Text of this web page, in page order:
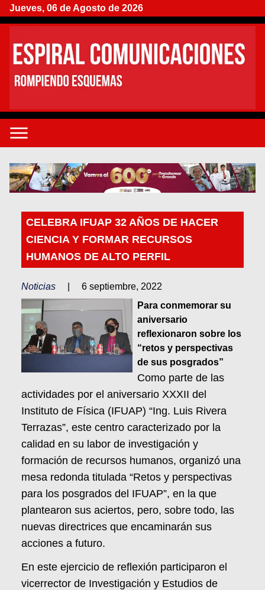
Jueves, 06 de Agosto de 2026
CELEBRA IFUAP 32 AÑOS DE HACER
CIENCIA Y FORMAR RECURSOS
HUMANOS DE ALTO PERFIL
Noticias
6 septiembre, 2022
Para conmemorar su
aniversario
reflexionaron sobre los
“retos y perspectivas
de sus posgrados”
Como parte de las
actividades por el aniversario XXXII del
Instituto de Física (IFUAP) “Ing. Luis Rivera
Terrazas”, este centro caracterizado por la
calidad en su labor de investigación y
formación de recursos humanos, organizó una
mesa redonda titulada “Retos y perspectivas
para los posgrados del IFUAP”, en la que
plantearon sus aciertos, pero, sobre todo, las
nuevas directrices que encaminarán sus
acciones a futuro.
En este ejercicio de reflexión participaron el
vicerrector de Investigación y Estudios de